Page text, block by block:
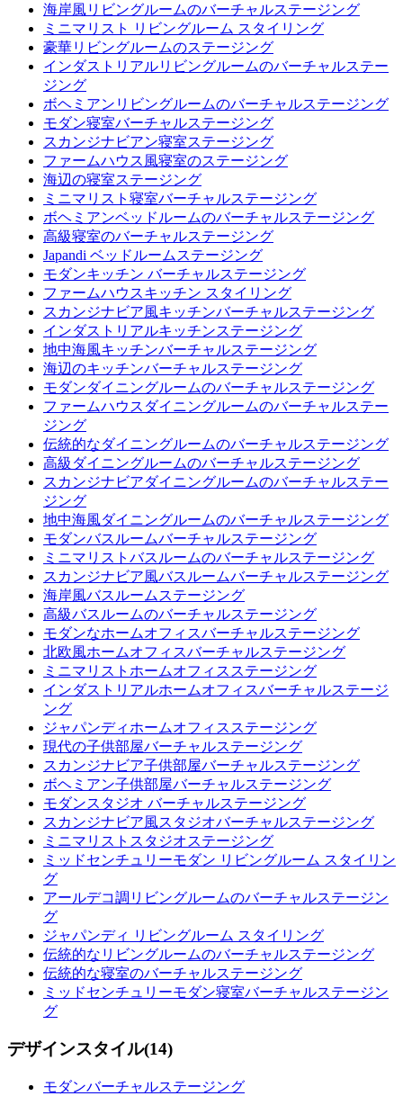
海岸風リビングルームのバーチャルステージング
ミニマリスト リビングルーム スタイリング
豪華リビングルームのステージング
インダストリアルリビングルームのバーチャルステー
ジング
ボヘミアンリビングルームのバーチャルステージング
モダン寝室バーチャルステージング
スカンジナビアン寝室ステージング
ファームハウス風寝室のステージング
海辺の寝室ステージング
ミニマリスト寝室バーチャルステージング
ボヘミアンベッドルームのバーチャルステージング
高級寝室のバーチャルステージング
Japandi ベッドルームステージング
モダンキッチン バーチャルステージング
ファームハウスキッチン スタイリング
スカンジナビア風キッチンバーチャルステージング
インダストリアルキッチンステージング
地中海風キッチンバーチャルステージング
海辺のキッチンバーチャルステージング
モダンダイニングルームのバーチャルステージング
ファームハウスダイニングルームのバーチャルステー
ジング
伝統的なダイニングルームのバーチャルステージング
高級ダイニングルームのバーチャルステージング
スカンジナビアダイニングルームのバーチャルステー
ジング
地中海風ダイニングルームのバーチャルステージング
モダンバスルームバーチャルステージング
ミニマリストバスルームのバーチャルステージング
スカンジナビア風バスルームバーチャルステージング
海岸風バスルームステージング
高級バスルームのバーチャルステージング
モダンなホームオフィスバーチャルステージング
北欧風ホームオフィスバーチャルステージング
ミニマリストホームオフィスステージング
インダストリアルホームオフィスバーチャルステージ
ング
ジャパンディホームオフィスステージング
現代の子供部屋バーチャルステージング
スカンジナビア子供部屋バーチャルステージング
ボヘミアン子供部屋バーチャルステージング
モダンスタジオ バーチャルステージング
スカンジナビア風スタジオバーチャルステージング
ミニマリストスタジオステージング
ミッドセンチュリーモダン リビングルーム スタイリン
グ
アールデコ調リビングルームのバーチャルステージン
グ
ジャパンディ リビングルーム スタイリング
伝統的なリビングルームのバーチャルステージング
伝統的な寝室のバーチャルステージング
ミッドセンチュリーモダン寝室バーチャルステージン
グ
デザインスタイル(14)
モダンバーチャルステージング